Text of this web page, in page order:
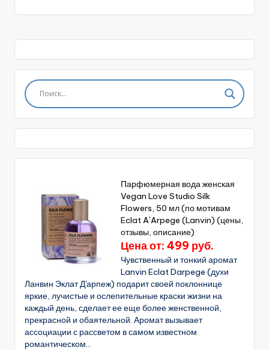
Парфюмерная вода женская
Vegan Love Studio Silk
Flowers, 50 мл (по мотивам
Eclat A`Arpege (Lanvin) (цены,
отзывы, описание)
Цена от: 499 руб.
Чувственный и тонкий аромат
Lanvin Eclat Darpege (духи
Ланвин Эклат Д'арпеж) подарит своей поклоннице
яркие, лучистые и ослепительные краски жизни на
каждый день, сделает ее еще более женственной,
прекрасной и обаятельной. Аромат вызывает
ассоциации с рассветом в самом известном
романтическом...